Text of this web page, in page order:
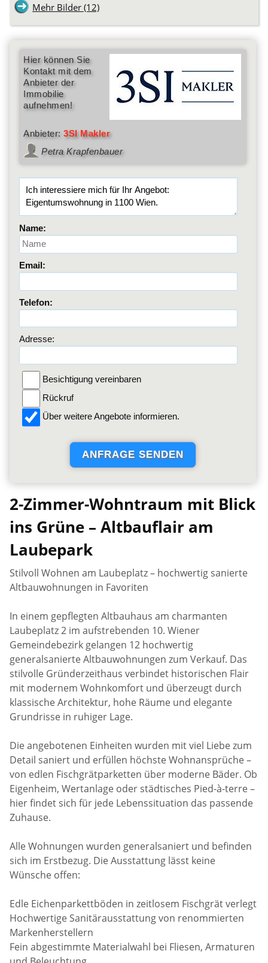
Mehr Bilder (12)
Hier können Sie
Kontakt mit dem
Anbieter der
Immobilie
aufnehmen!
Anbieter:3SI Makler
Petra Krapfenbauer
Name:
Email:
Telefon:
Adresse:
Besichtigung vereinbaren
Rückruf
Über weitere Angebote informieren.
2-Zimmer-Wohntraum mit Blick
ins Grüne – Altbauflair am
Laubepark
Stilvoll Wohnen am Laubeplatz – hochwertig sanierte
Altbauwohnungen in Favoriten
In einem gepflegten Altbauhaus am charmanten
Laubeplatz 2 im aufstrebenden 10. Wiener
Gemeindebezirk gelangen 12 hochwertig
generalsanierte Altbauwohnungen zum Verkauf. Das
stilvolle Gründerzeithaus verbindet historischen Flair
mit modernem Wohnkomfort und überzeugt durch
klassische Architektur, hohe Räume und elegante
Grundrisse in ruhiger Lage.
Die angebotenen Einheiten wurden mit viel Liebe zum
Detail saniert und erfüllen höchste Wohnansprüche –
von edlen Fischgrätparketten über moderne Bäder. Ob
Eigenheim, Wertanlage oder städtisches Pied-à-terre –
hier findet sich für jede Lebenssituation das passende
Zuhause.
Alle Wohnungen wurden generalsaniert und befinden
sich im Erstbezug. Die Ausstattung lässt keine
Wünsche offen:
Edle Eichenparkettböden in zeitlosem Fischgrät verlegt
Hochwertige Sanitärausstattung von renommierten
Markenherstellern
Fein abgestimmte Materialwahl bei Fliesen, Armaturen